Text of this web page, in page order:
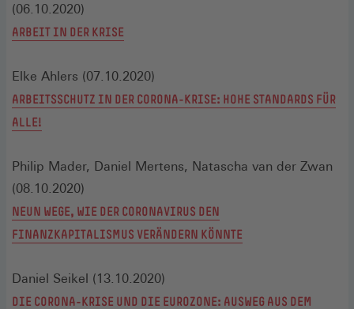
(06.10.2020)
ARBEIT IN DER KRISE
Elke Ahlers (07.10.2020)
ARBEITSSCHUTZ IN DER CORONA-KRISE: HOHE STANDARDS FÜR
ALLE!
Philip Mader, Daniel Mertens, Natascha van der Zwan
(08.10.2020)
NEUN WEGE, WIE DER CORONAVIRUS DEN
FINANZKAPITALISMUS VERÄNDERN KÖNNTE
Daniel Seikel (13.10.2020)
DIE CORONA-KRISE UND DIE EUROZONE: AUSWEG AUS DEM